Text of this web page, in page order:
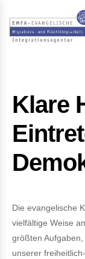
Klare
Die evangelische
vielfältige Weise
größten
unserer